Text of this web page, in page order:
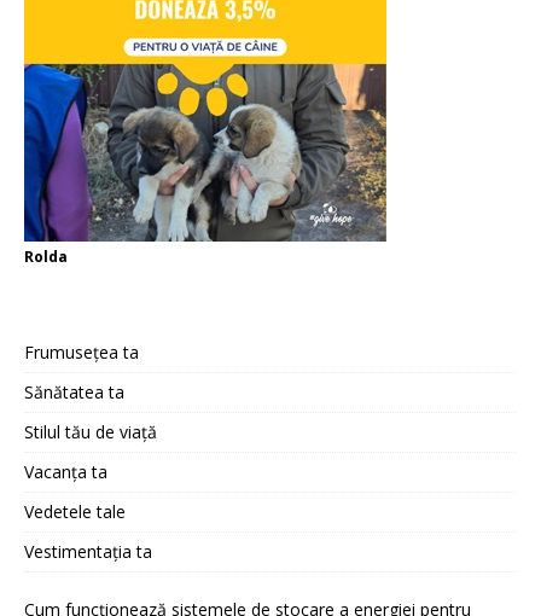
Rolda
Frumusețea ta
Sănătatea ta
Stilul tău de viață
Vacanța ta
Vedetele tale
Vestimentația ta
Cum funcționează sistemele de stocare a energiei pentru